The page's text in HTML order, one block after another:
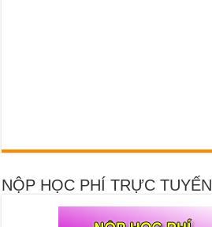
NỘP HỌC PHÍ TRỰC TUYẾN